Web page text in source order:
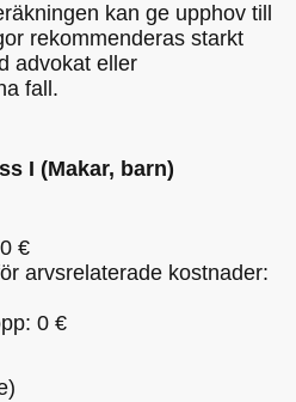
kan ge upphov till
rekommenderas starkt
advokat eller
fall.
I (Makar, barn)
€
arvsrelaterade kostnader:
0 €